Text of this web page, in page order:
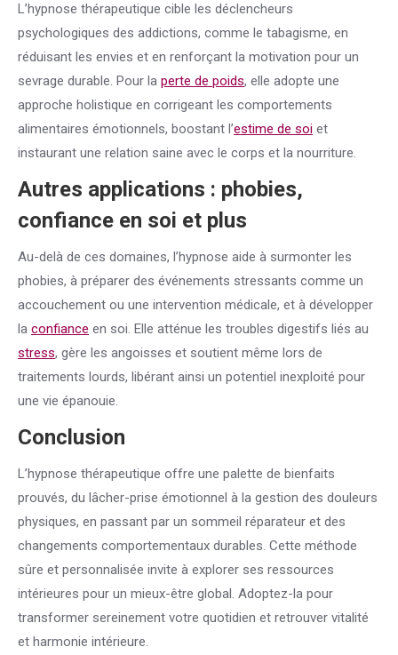
L’hypnose thérapeutique cible les déclencheurs
psychologiques des addictions, comme le tabagisme, en
réduisant les envies et en renforçant la motivation pour un
sevrage durable. Pour la perte de poids, elle adopte une
approche holistique en corrigeant les comportements
alimentaires émotionnels, boostant l’estime de soi et
instaurant une relation saine avec le corps et la nourriture.
Autres applications : phobies,
confiance en soi et plus
Au-delà de ces domaines, l’hypnose aide à surmonter les
phobies, à préparer des événements stressants comme un
accouchement ou une intervention médicale, et à développer
la confiance en soi. Elle atténue les troubles digestifs liés au
stress, gère les angoisses et soutient même lors de
traitements lourds, libérant ainsi un potentiel inexploité pour
une vie épanouie.
Conclusion
L’hypnose thérapeutique offre une palette de bienfaits
prouvés, du lâcher-prise émotionnel à la gestion des douleurs
physiques, en passant par un sommeil réparateur et des
changements comportementaux durables. Cette méthode
sûre et personnalisée invite à explorer ses ressources
intérieures pour un mieux-être global. Adoptez-la pour
transformer sereinement votre quotidien et retrouver vitalité
et harmonie intérieure.